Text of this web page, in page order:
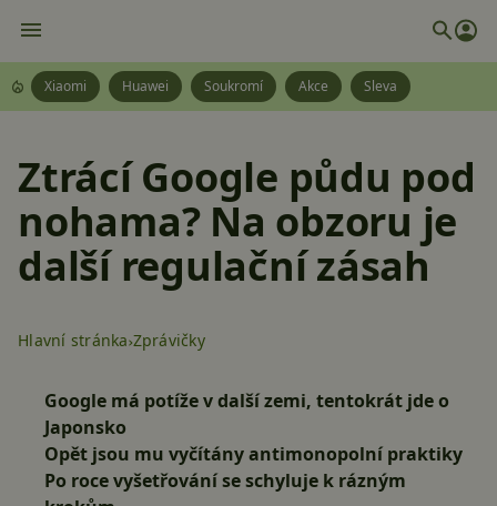
Xiaomi Huawei Soukromí Akce Sleva
Ztrácí Google půdu pod
nohama? Na obzoru je
další regulační zásah
Hlavní stránka Zprávičky
Google má potíže v další zemi, tentokrát jde o
Japonsko
Opět jsou mu vyčítány antimonopolní praktiky
Po roce vyšetřování se schyluje k rázným